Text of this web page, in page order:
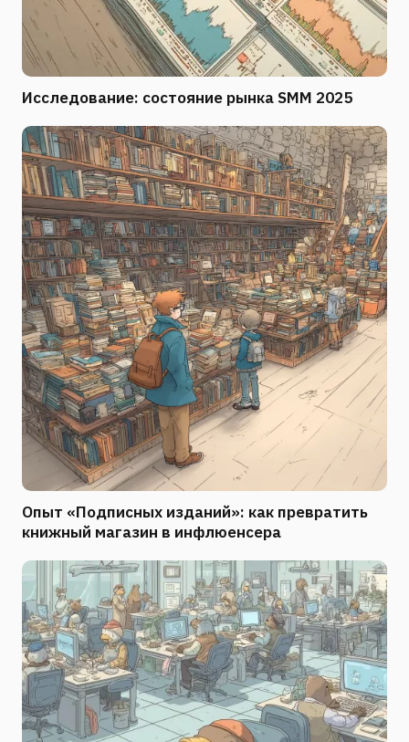
Исследование: состояние рынка SMM 2025
Опыт «Подписных изданий»: как превратить
книжный магазин в инфлюенсера